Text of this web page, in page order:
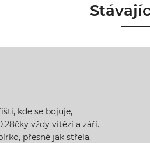
kde se bojuje,
vždy vítězí a září.
přesné jak střela,